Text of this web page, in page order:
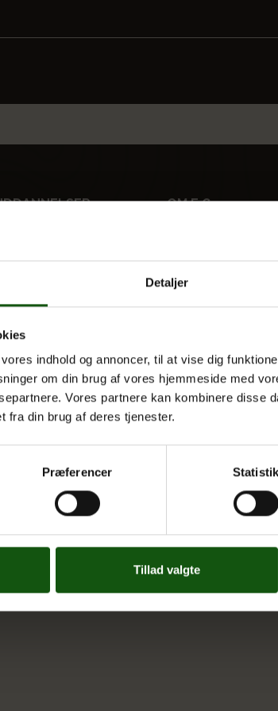
Detaljer
indhold og annoncer, til at vise dig
om din brug af vores hjemmeside med
Vores partnere kan kombinere disse
fra din brug af deres tjenester.
Præferencer Statistik
Tillad valgte
OM E.G.
Ferieplan
E.G. Historisk
Cookiepolitik